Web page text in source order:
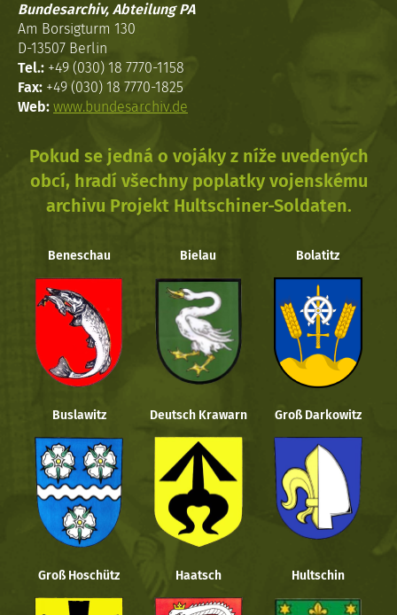
Bundesarchiv, Abteilung PA
Am Borsigturm 130
D-13507 Berlin
Tel.: +49 (030) 18 7770-1158
Fax: +49 (030) 18 7770-1825
Web: www.bundesarchiv.de
Pokud se jedná o vojáky z níže uvedených
obcí, hradí všechny poplatky vojenskému
archivu Projekt Hultschiner-Soldaten.
Beneschau Bielau Bolatitz
Buslawitz Deutsch Krawarn Groß Darkowitz
Groß Hoschütz Haatsch Hultschin